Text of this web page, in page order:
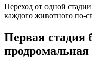
Переход от одной
каждого животного по-
Первая стадия
продромальная